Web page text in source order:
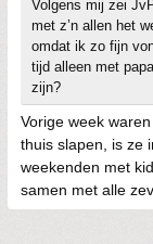
Volgens mij zei
met z’n allen het
omdat ik zo fijn
tijd alleen met
zijn?
Vorige week
thuis slapen, is ze
weekenden met
samen met alle